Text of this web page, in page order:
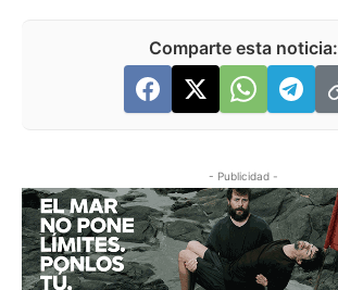
Comparte esta noticia:
- Publicidad -